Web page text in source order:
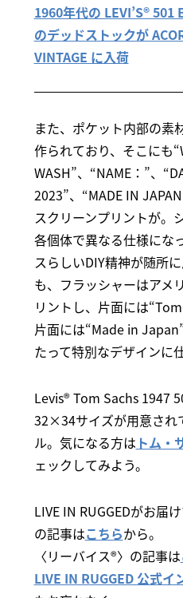
1960年代の LEVI’S®
のデッドストックが
VINTAGE に入荷
また、ポケット内部の素
作られており、そこにも
WASH”、“NAME：”、
2023”、“MADE IN
スクリーンプリントが。
各個体で異なる仕様にな
スらしいDIY精神が随所
も、フラッシャーはアメ
リントし、片面には
片面には“Made in
たって特別なデザインに
Levis® Tom Sachs 1947
32×34サイズが用意され
ル。気になる方は トム・
ェックしてみよう。
LIVE IN RUGGEDがお届
の記事はこちらから。
〈リーバイス®〉の記事は
LIVE IN RUGGED 公式イ